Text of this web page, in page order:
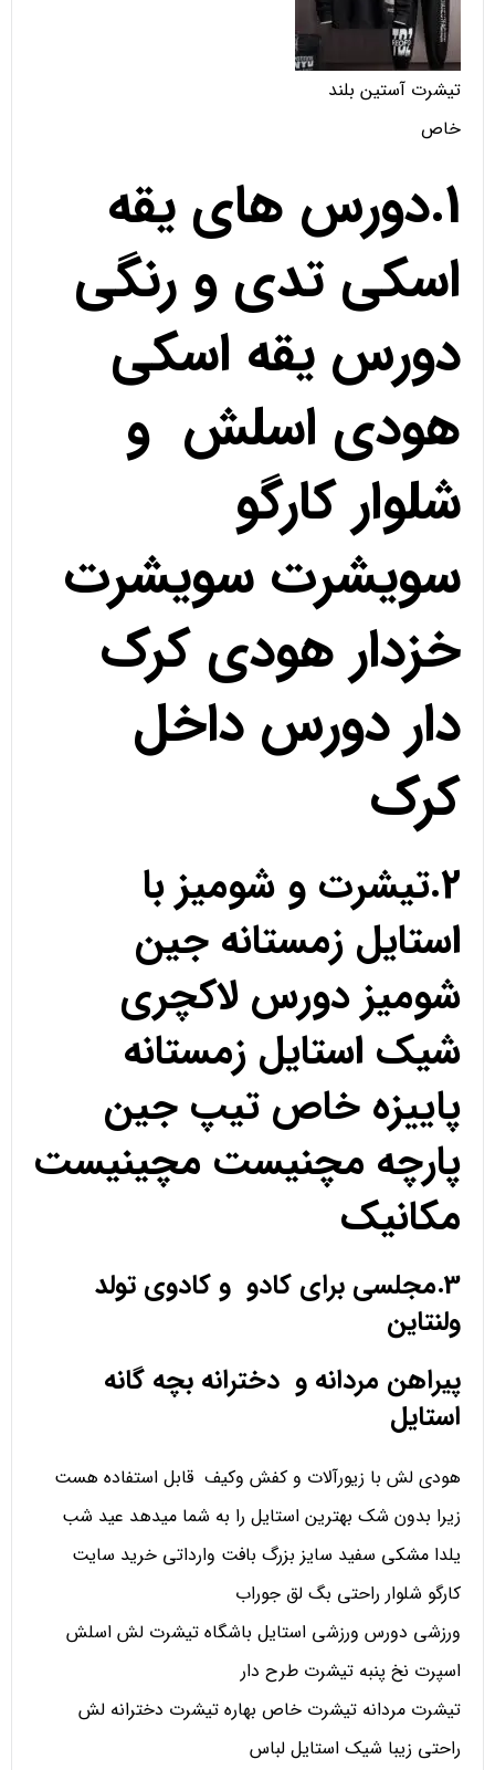
تیشرت آستین بلند
خاص
1.دورس های یقه
اسکی تدی و رنگی
دورس یقه اسکی
هودی اسلش و
شلوار کارگو
سویشرت سویشرت
خزدار هودی کرک
دار دورس داخل
کرک
2.تیشرت و شومیز با
استایل زمستانه جین
شومیز دورس لاکچری
شیک استایل زمستانه
پاییزه خاص تیپ جین
پارچه مچنیست مچینیست
مکانیک
3.مجلسی برای کادو و کادوی تولد
ولنتاین
پیراهن مردانه و دخترانه بچه گانه
استایل
هودی لش با زیورآلات و کفش وکیف قابل استفاده هست
زیرا بدون شک بهترین استایل را به شما میدهد عید شب
یلدا مشکی سفید سایز بزرگ بافت وارداتی خرید سایت
کارگو شلوار راحتی بگ لق جوراب
ورزشی دورس ورزشی استایل باشگاه تیشرت لش اسلش
اسپرت نخ پنبه تیشرت طرح دار
تیشرت مردانه تیشرت خاص بهاره تیشرت دخترانه لش
راحتی زیبا شیک استایل لباس